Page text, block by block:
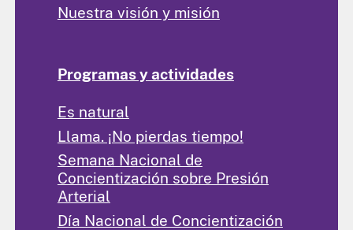
Nuestra visión y misión
Programas y actividades
Es natural
Llama. ¡No pierdas tiempo!
Semana Nacional de
Concientización sobre Presión
Arterial
Día Nacional de Concientización